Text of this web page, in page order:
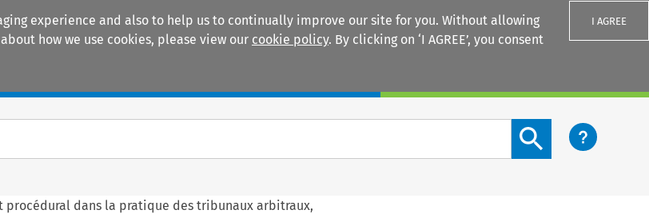
experience and also to help us to continually improve our site for you. Without allowing
how we use cookies, please view our cookie policy. By clicking on ‘I AGREE’, you consent
I AGREE
Search content button
procédural dans la pratique des tribunaux arbitraux,